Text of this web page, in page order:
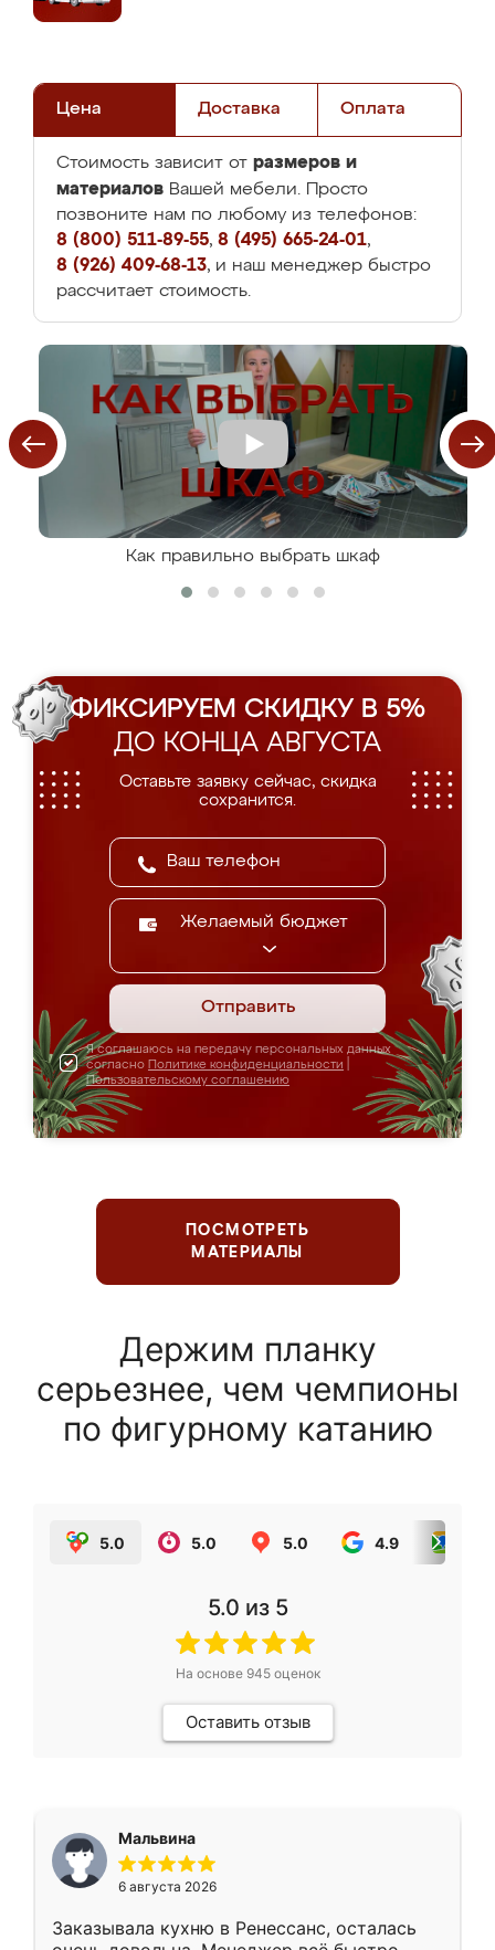
Цена Доставка Оплата
Стоимость зависит от размеров и
материалов Вашей мебели. Просто
позвоните нам по любому из телефонов:
8 (800) 511-89-55, 8 (495) 665-24-01,
8 (926) 409-68-13, и наш менеджер быстро
рассчитает стоимость.
Как правильно выбрать шкаф
ФИКСИРУЕМ СКИДКУ В 5%
ДО КОНЦА АВГУСТА
Оставьте заявку сейчас, скидка
сохранится.
Желаемый бюджет
Отправить
Я соглашаюсь на передачу персональных данных
согласно Политике конфиденциальности
Пользовательскому соглашению
ПОСМОТРЕТЬ
МАТЕРИАЛЫ
Держим планку
серьезнее, чем чемпионы
по фигурному катанию
5.0 5.0 5.0 4.9
5.0 из 5
На основе 945оценок
Оставить отзыв
Мальвина
6 августа 2026
Заказывала кухню в Ренессанс, осталась